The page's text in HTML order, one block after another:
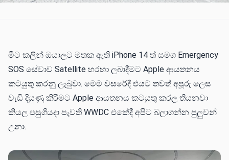
මීට කලින් ඔයාලට මතක ඇති iPhone 14 ත් සමග Emergency
SOS සේවාව Satellite හරහා ලබාදීමට Apple ආයතනය
කටයුතු කරනු ලැබුවා. මෙම වසරේදී එයට තවත් අපූරු ලෙස
වැඩි දියුණු කිරීමට Apple ආයතනය කටයුතු කරල තියනවා
කියල පසුගියදා පැවති WWDC එකේදී අපිට බලාගන්න පුලුවන්
උනා.